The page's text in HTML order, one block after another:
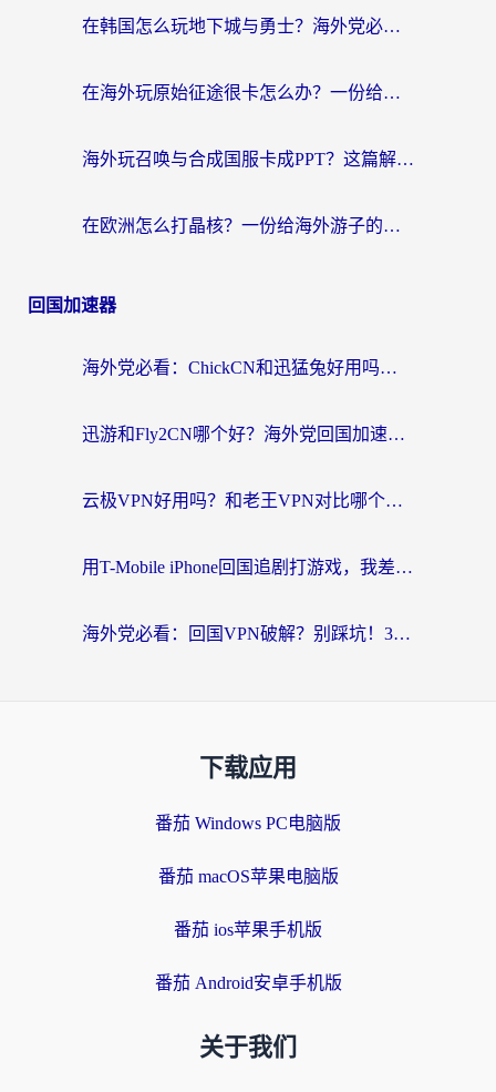
在韩国怎么玩地下城与勇士？海外党必看的国服游戏加速全攻略
在海外玩原始征途很卡怎么办？一份给游子的终极指南
海外玩召唤与合成国服卡成PPT？这篇解决办法让你丝滑操作
在欧洲怎么打晶核？一份给海外游子的网络加速生存指南
回国加速器
海外党必看：ChickCN和迅猛兔好用吗？3招教你选对回国加速器
迅游和Fly2CN哪个好？海外党回国加速器真实测评与选择心法
云极VPN好用吗？和老王VPN对比哪个回国效果更好？海外党必看的真实体验指南
用T-Mobile iPhone回国追剧打游戏，我差点把手机砸了
海外党必看：回国VPN破解？别踩坑！3步选对加速器无缝刷国内资源
下载应用
番茄 Windows PC电脑版
番茄 macOS苹果电脑版
番茄 ios苹果手机版
番茄 Android安卓手机版
关于我们